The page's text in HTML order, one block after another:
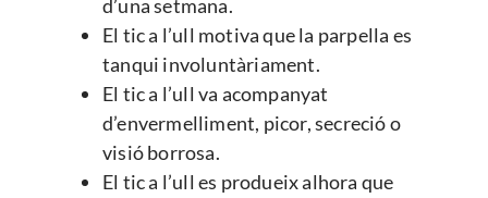
d’una setmana.
El tic a l’ull motiva que la parpella es
tanqui involuntàriament.
El tic a l’ull va acompanyat
d’envermelliment, picor, secreció o
visió borrosa.
El tic a l’ull es produeix alhora que